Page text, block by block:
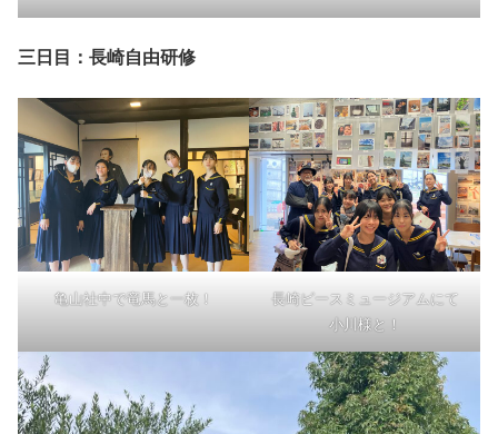
三日目：長崎自由研修
亀山社中で竜馬と一枚！
長崎ピースミュージアムにて
小川様と！